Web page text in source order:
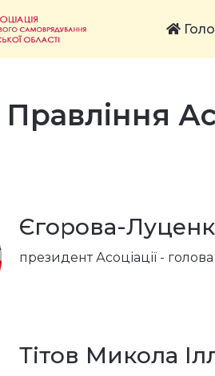
Єгорова-
президент Асоціації -
Тітов Микола